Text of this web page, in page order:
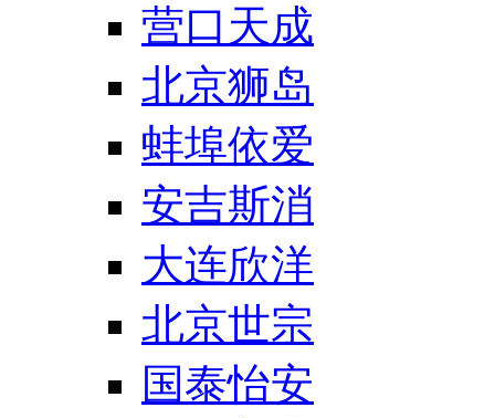
营口天成
北京狮岛
蚌埠依爱
安吉斯消
大连欣洋
北京世宗
国泰怡安